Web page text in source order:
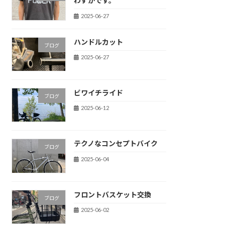
2025-06-27
ブログ ハンドルカット
2025-06-27
ブログ ビワイチライド
2025-06-12
ブログ テクノなコンセプトバイク
2025-06-04
ブログ フロントバスケット交換
2025-06-02